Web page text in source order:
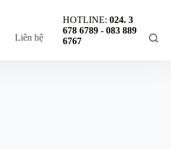
Liên hệ
HOTLINE:024. 3
678 6789 -083 889
6767